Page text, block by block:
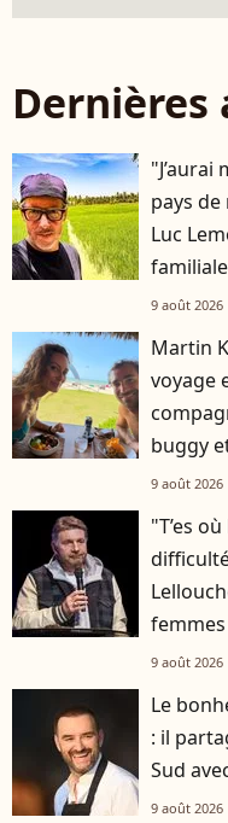
pays de
Luc
familiale
9 août 2026
Martin
voyage
buggy
9 août 2026
"T’es
9 août 2026
Le
: il
Sud
9 août 2026